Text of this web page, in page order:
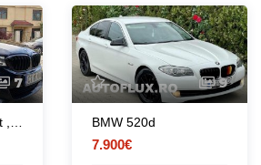
7 9
BMW 520d
7.900€